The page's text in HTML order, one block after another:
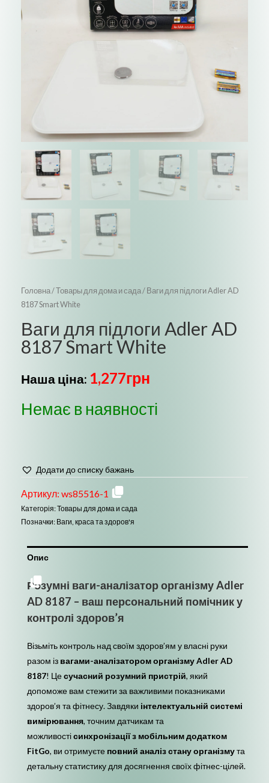
Головна/Товары для дома и сада/ Ваги для підлоги Adler AD
8187 Smart White
Ваги для підлоги Adler AD
8187 Smart White
Наша ціна: 1,277грн
Немає в наявності
Додати до списку бажань
Артикул: ws85516-1
Категорія:Товары для дома и сада
Позначки: Ваги, краса та здоров'я
Опис
Розумні ваги-аналізатор організму Adler
AD 8187 – ваш персональний помічник у
контролі здоров’я
Візьміть контроль над своїм здоров’ям у власні руки
разом із вагами-аналізатором організму Adler AD
8187! Цесучасний розумний пристрій, який
допоможе вам стежити за важливими показниками
здоров’я та фітнесу. Завдяки інтелектуальній системі
вимірювання, точним датчикам та
можливостісинхронізації з мобільним додатком
FitGo, ви отримуєте повний аналіз стану організмута
детальну статистику для досягнення своїх фітнес-цілей.